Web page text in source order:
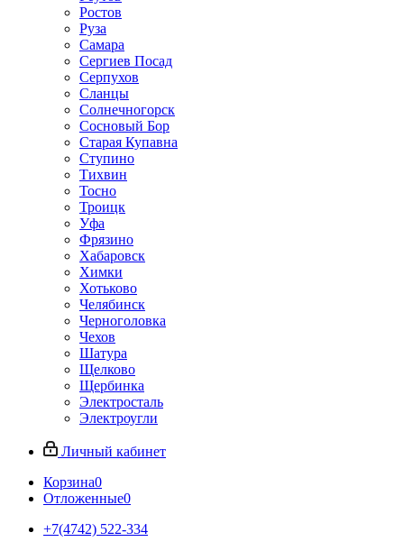
Ростов
Руза
Самара
Сергиев Посад
Серпухов
Сланцы
Солнечногорск
Сосновый Бор
Старая Купавна
Ступино
Тихвин
Тосно
Троицк
Уфа
Фрязино
Хабаровск
Химки
Хотьково
Челябинск
Черноголовка
Чехов
Шатура
Щелково
Щербинка
Электросталь
Электроугли
Личный кабинет
Корзина0
Отложенные0
+7(4742) 522-334